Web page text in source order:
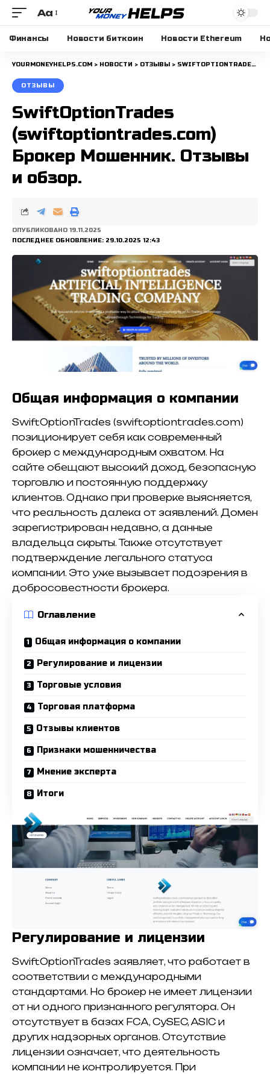
Размера
шрифта
Aa
Финансы Новости биткоин Новости Ethereum
YOURMONEYHELPS.COM > НОВОСТИ > ОТЗЫВЫ > SWIFTOPTIONTRADES (SWIFTOPTIONTRADES.COM) БРОКЕР МОШЕННИК. ОТЗЫВЫ И ОБЗОР.
ОТЗЫВЫ
SwiftOptionTrades
(swiftoptiontrades.com)
Брокер Мошенник. Отзывы
и обзор.
ПОСЛЕДНЕЕ ОБНОВЛЕНИЕ: 29.10.2025 12:43
ОПУБЛИКОВАНО 19.11.2025
Общая информация о компании
SwiftOptionTrades (swiftoptiontrades.com)
позиционирует себя как современный
брокер с международным охватом. На
сайте обещают высокий доход, безопасную
торговлю и постоянную поддержку
клиентов. Однако при проверке выясняется,
что реальность далека от заявлений. Домен
зарегистрирован недавно, а данные
владельца скрыты. Также отсутствует
подтверждение легального статуса
компании. Это уже вызывает подозрения в
добросовестности брокера.
Оглавление
Общая информация о компании
Регулирование и лицензии
Торговые условия
Торговая платформа
Отзывы клиентов
Признаки мошенничества
Мнение эксперта
Итоги
Регулирование и лицензии
SwiftOptionTrades заявляет, что работает в
соответствии с международными
стандартами. Но брокер не имеет лицензии
от ни одного признанного регулятора. Он
отсутствует в базах FCA, CySEC, ASIC и
других надзорных органов. Отсутствие
лицензии означает, что деятельность
компании не контролируется. При